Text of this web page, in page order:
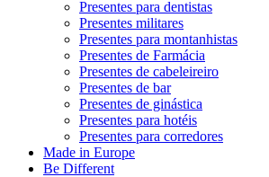
Presentes para dentistas
Presentes militares
Presentes para montanhistas
Presentes de Farmácia
Presentes de cabeleireiro
Presentes de bar
Presentes de ginástica
Presentes para hotéis
Presentes para corredores
Made in Europe
Be Different